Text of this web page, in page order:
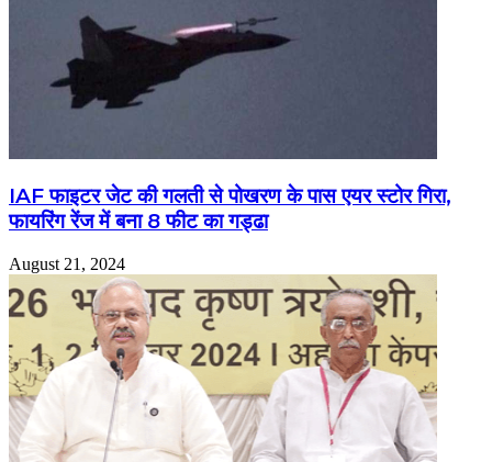
IAF फाइटर जेट की गलती से पोखरण के पास एयर स्टोर गिरा,
फायरिंग रेंज में बना 8 फीट का गड्ढा
August 21, 2024